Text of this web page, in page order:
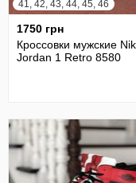
41, 42, 43, 44, 45, 46
1750 грн
Кроссовки мужские
Jordan 1 Retro 8580